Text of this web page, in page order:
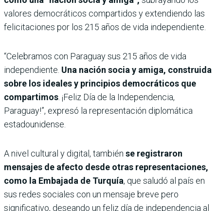
valores democráticos compartidos y extendiendo las
felicitaciones por los 215 años de vida independiente.
“Celebramos con Paraguay sus 215 años de vida
independiente. Una nación socia y amiga, construida
sobre los ideales y principios democráticos que
compartimos. ¡Feliz Día de la Independencia,
Paraguay!”, expresó la representación diplomática
estadounidense.
A nivel cultural y digital, también se registraron
mensajes de afecto desde otras representaciones,
como la Embajada de Turquía, que saludó al país en
sus redes sociales con un mensaje breve pero
significativo, deseando un feliz día de independencia al